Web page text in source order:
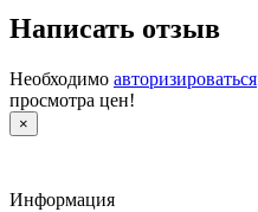
Написать отзыв
Необходимо авторизироваться
просмотра цен!
×
Информация